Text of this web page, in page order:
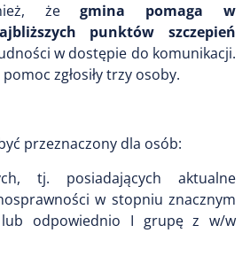
żegmina pomaga w
punktów szczepień
w dostępie do komunikacji.
zgłosiły trzy osoby.
przeznaczony dla osób:
tj. posiadających aktualne
w stopniu znacznym
odpowiednio I grupę z w/w